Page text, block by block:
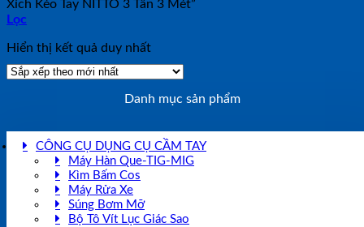
Xích Kéo Tay NITTO 3 Tấn 3 Mét”
Lọc
Hiển thị kết quả duy nhất
Danh mục sản phẩm
CÔNG CỤ DỤNG CỤ CẦM TAY
Máy Hàn Que-TIG-MIG
Kìm Bấm Cos
Máy Rửa Xe
Súng Bơm Mỡ
Bộ Tô Vít Lục Giác Sao